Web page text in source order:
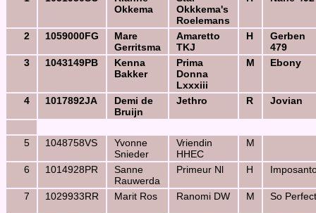
Okkema
Okkkema's
Roelemans
2 1059000FG
Mare
Gerritsma
Amaretto
TKJ
H
Gerben
479
3
1043149PB
Kenna
Bakker
Prima
Donna
Lxxxiii
M Ebony
4 1017892JA
Demi de
Bruijn
Jethro R Jovian
5 1048758VS
Yvonne
Snieder
Vriendin
HHEC
M
6 1014928PR
Sanne
Rauwerda
Primeur Nl H
7 1029933RR Marit Ros Ranomi DW M So Perfect